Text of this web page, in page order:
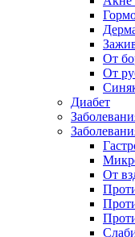
От
От
Диабет
От